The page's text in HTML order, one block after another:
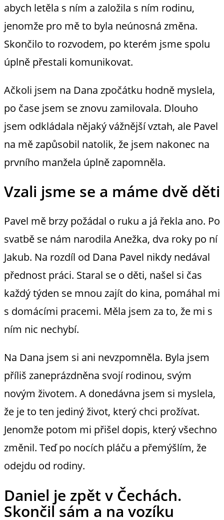
abych letěla s ním a založila s ním rodinu,
jenomže pro mě to byla neúnosná změna.
Skončilo to rozvodem, po kterém jsme spolu
úplně přestali komunikovat.
Ačkoli jsem na Dana zpočátku hodně myslela,
po čase jsem se znovu zamilovala. Dlouho
jsem odkládala nějaký vážnější vztah, ale Pavel
na mě zapůsobil natolik, že jsem nakonec na
prvního manžela úplně zapomněla.
Vzali jsme se a máme dvě děti
Pavel mě brzy požádal o ruku a já řekla ano. Po
svatbě se nám narodila Anežka, dva roky po ní
Jakub. Na rozdíl od Dana Pavel nikdy nedával
přednost práci. Staral se o děti, našel si čas
každý týden se mnou zajít do kina, pomáhal mi
s domácími pracemi. Měla jsem za to, že mi s
ním nic nechybí.
Na Dana jsem si ani nevzpomněla. Byla jsem
příliš zaneprázdněna svojí rodinou, svým
novým životem. A donedávna jsem si myslela,
že je to ten jediný život, který chci prožívat.
Jenomže potom mi přišel dopis, který všechno
změnil. Teď po nocích pláču a přemýšlím, že
odejdu od rodiny.
Daniel je zpět v Čechách.
Skončil sám a na vozíku